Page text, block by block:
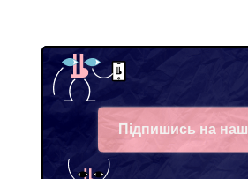
Підпишись на наш
Telegram